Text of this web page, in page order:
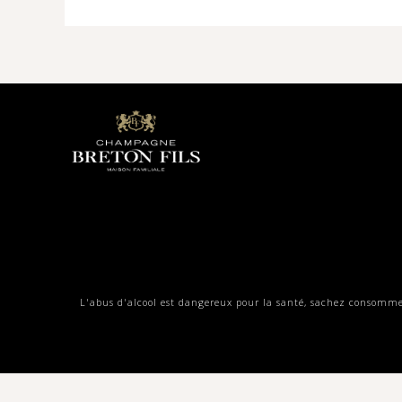
L'abus d'alcool est dangereux pour la santé, sachez